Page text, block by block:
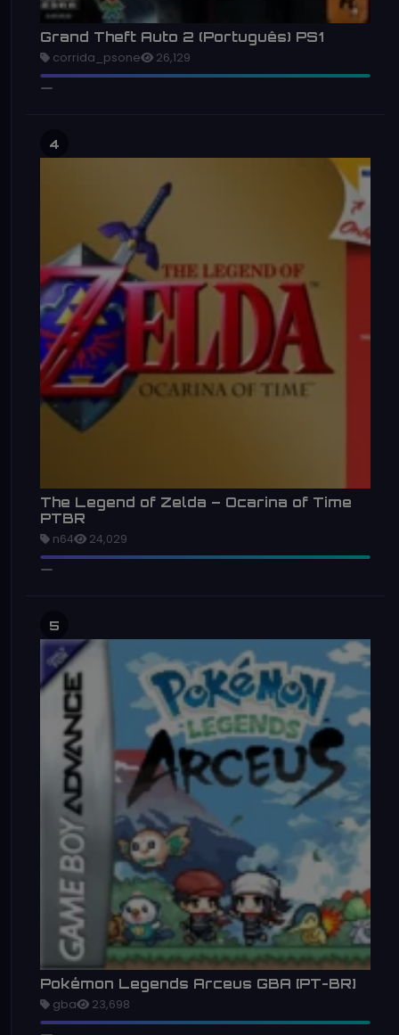
Grand Theft Auto 2 (Português) PS1
corrida_psone 26,129
4
The Legend of Zelda – Ocarina of Time
PTBR
n64 24,029
5
Pokémon Legends Arceus GBA [PT-BR]
gba 23,698